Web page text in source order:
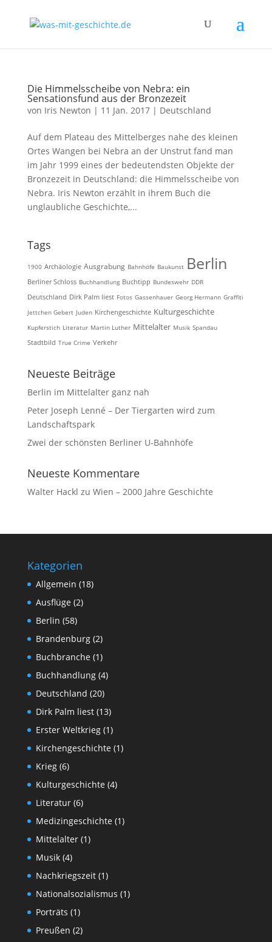
Die Himmelsscheibe von Nebra: ein
Sensationsfund aus der Bronzezeit
von Iris Newton | 11 Jan. 2017| Deutschland
Auf dem Plateau des Mittelberges nahe des kleinen
Ortes Wangen bei Nebra an der Unstrut fand man
im Jahr 1999 eines der bedeutendsten Objekte der
Bronzezeit in Deutschland: die Himmelsscheibe von
Nebra. Iris Newton erzählt in ihrem Buch die
unglaubliche Geschichte,...
Tags
1900 Archäologie Ausgrabung Bahnhöfe Baukunst Berlin
Berliner Schloss Buchhandlung Buchtipp Bundeswehr DDR
Deutschland Dirk Palm liest Fotos Gassenhauer Georg Hermann Graffiti
Jettchen Gebert Juden Kirchengeschichte Kulturgeschichte
Kupferstich Literatur Martin Luther Mittelalter Musik Spandau
Stadtbild True Crime Verkehr
Neueste Beiträge
Berlin im Mittelalter ganz nah
Peter Joseph Lenné – Der Tiergarten wird zum
Landschaftspark
Zwei der schönsten Berliner U-Bahnhöfe
Neueste Kommentare
Walter Hackl zu Wien – 2000 Jahre Geschichte
Kategorien
Allgemein (18)
Ausflüge(2)
Berlin (58)
Brandenburg(2)
Buchbranche(1)
Buchhandlung(4)
Deutschland (20)
Dirk Palm liest(13)
Erster Weltkrieg(1)
Kirchengeschichte(1)
Krieg(6)
Kulturgeschichte(4)
Literatur(6)
Medizingeschichte(1)
Mittelalter(1)
Musik(4)
Nachkriegszeit(1)
Nationalsozialismus (1)
Porträts (1)
Preußen (2)